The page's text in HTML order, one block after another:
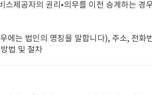
제공자의 권리•의무를 이전 승계하는 경
에는 법인의 명칭을 말합니다), 주소, 전화
법 및 절차